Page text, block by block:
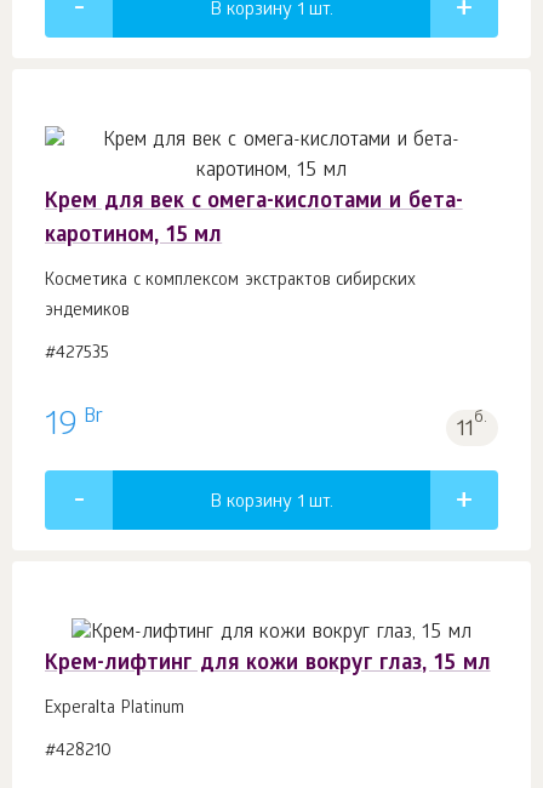
В корзину 1 шт.
Крем для век с омега-кислотами и бета-
каротином, 15 мл
Косметика с комплексом экстрактов сибирских
эндемиков
#427535
19 Br 11б.
В корзину 1 шт.
Крем-лифтинг для кожи вокруг глаз, 15 мл
Experalta Platinum
#428210